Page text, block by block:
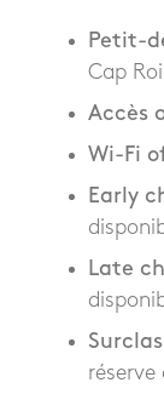
Petit-
Cap
Accès
Wi-Fi
Early
Late
réserve